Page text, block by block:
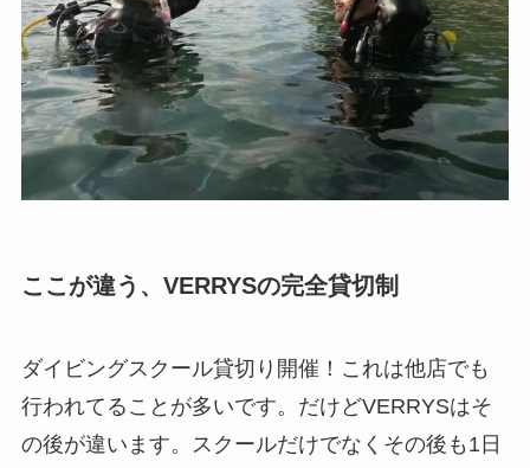
ここが違う、VERRYSの完全貸切制
ダイビングスクール貸切り開催！これは他店でも
行われてることが多いです。だけどVERRYSはそ
の後が違います。スクールだけでなくその後も1日